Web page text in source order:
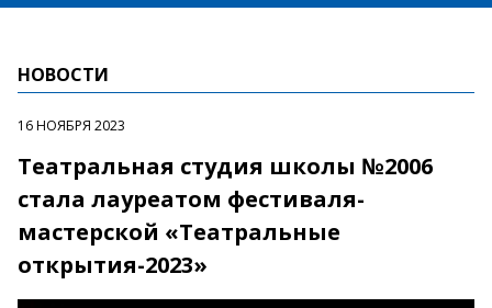
НОВОСТИ
16 НОЯБРЯ 2023
Театральная студия школы №2006
стала лауреатом фестиваля-
мастерской «Театральные
открытия-2023»